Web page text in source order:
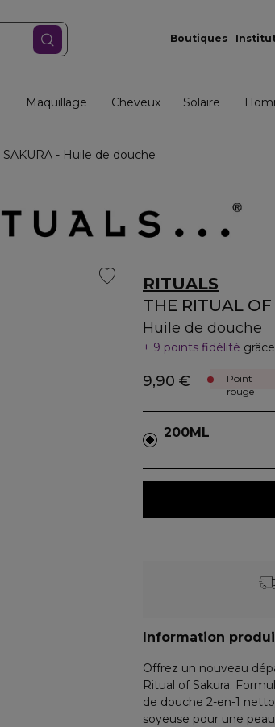
Boutiques
Maquillage Cheveux Solaire
SAKURA - Huile de douche
RITUALS
THE RITUAL
Huile de douche
9 points fidélité
9,90 €
Point
rouge
200ML
Information
Offrez un nouveau
Ritual of Sakura.
de douche 2-en-1
soyeuse pour une